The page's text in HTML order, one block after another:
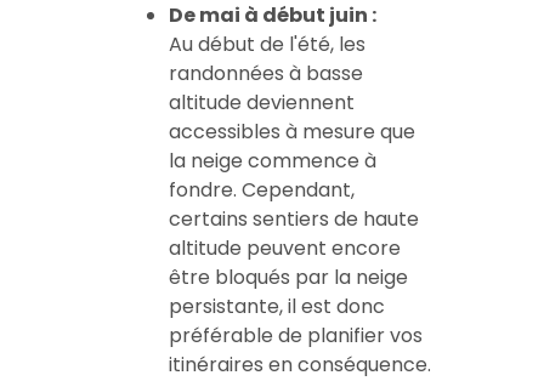
De mai à début juin :
Au début de l'été, les
randonnées à basse
altitude deviennent
accessibles à mesure que
la neige commence à
fondre. Cependant,
certains sentiers de haute
altitude peuvent encore
être bloqués par la neige
persistante, il est donc
préférable de planifier vos
itinéraires en conséquence.